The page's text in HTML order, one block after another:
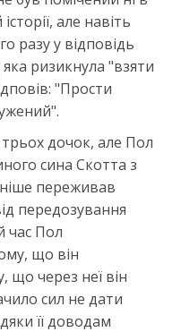
але навіть
разу у відповідь
яка ризикнула "взяти
"Прости
дочок, але Пол
сина Скотта з
переживав
передозування
час Пол
що він
що через неї він
сил не дати
її доводам